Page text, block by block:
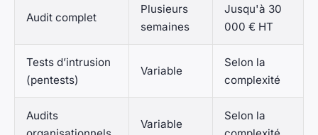
Audit complet
Plusieurs
semaines
Jusqu'à 30
000 € HT
Tests d’intrusion
(pentests)
Variable
Selon la
complexité
Audits
Variable
Selon la